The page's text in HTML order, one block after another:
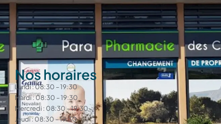
Nos horaires
Lundi : 08:30 – 19:30
Mardi : 08:30 – 19:30
Mercredi : 08:30 – 19:30
Jeudi : 08:30 – 19:30